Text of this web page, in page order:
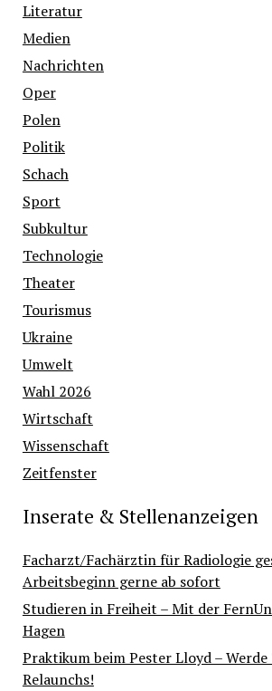
Literatur
Medien
Nachrichten
Oper
Polen
Politik
Schach
Sport
Subkultur
Technologie
Theater
Tourismus
Ukraine
Umwelt
Wahl 2026
Wirtschaft
Wissenschaft
Zeitfenster
Inserate & Stellenanzeigen
Facharzt/Fachärztin für Radiologie
Arbeitsbeginn gerne ab sofort
Studieren in Freiheit – Mit der
Hagen
Praktikum beim Pester Lloyd – Werde
Relaunchs!